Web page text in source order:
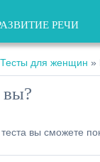
РЕЧИ
Тесты для женщин »
вы сможете